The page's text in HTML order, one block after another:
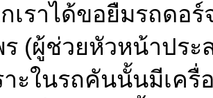
เราได้ขอยืมรถดอ
(ผู้ช่วยหัวหน้าประ
าะในรถคันนั้นมีเค